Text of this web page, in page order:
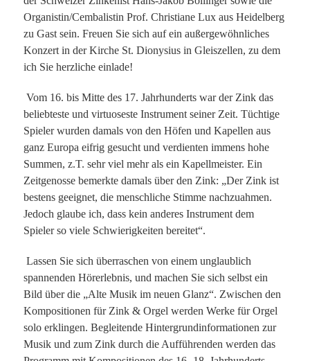
Organistin/Cembalistin Prof. Christiane Lux aus Heidelberg
zu Gast sein. Freuen Sie sich auf ein außergewöhnliches
Konzert in der Kirche St. Dionysius in Gleiszellen, zu dem
ich Sie herzliche einlade!
Vom 16. bis Mitte des 17. Jahrhunderts war der Zink das
beliebteste und virtuoseste Instrument seiner Zeit. Tüchtige
Spieler wurden damals von den Höfen und Kapellen aus
ganz Europa eifrig gesucht und verdienten immens hohe
Summen, z.T. sehr viel mehr als ein Kapellmeister. Ein
Zeitgenosse bemerkte damals über den Zink: „Der Zink ist
bestens geeignet, die menschliche Stimme nachzuahmen.
Jedoch glaube ich, dass kein anderes Instrument dem
Spieler so viele Schwierigkeiten bereitet“.
Lassen Sie sich überraschen von einem unglaublich
spannenden Hörerlebnis, und machen Sie sich selbst ein
Bild über die „Alte Musik im neuen Glanz“. Zwischen den
Kompositionen für Zink & Orgel werden Werke für Orgel
solo erklingen. Begleitende Hintergrundinformationen zur
Musik und zum Zink durch die Aufführenden werden das